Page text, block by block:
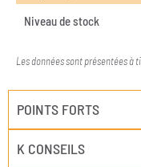
Niveau de stock
Les données sont présentées
POINTS FORTS
K CONSEILS